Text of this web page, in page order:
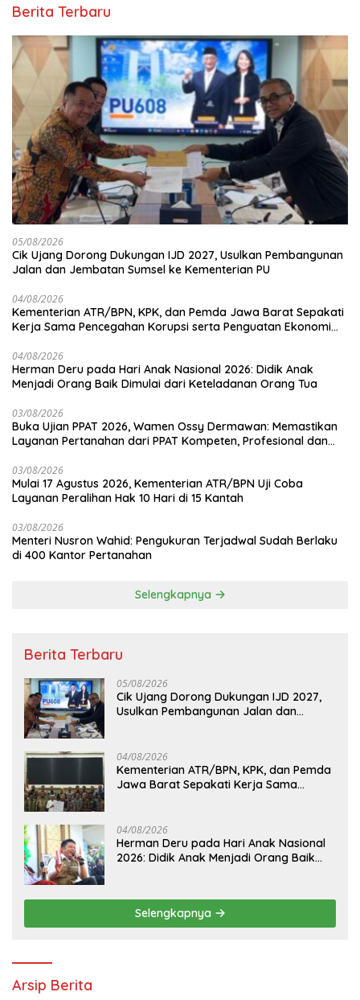
Berita Terbaru
05/08/2026
Cik Ujang Dorong Dukungan IJD 2027, Usulkan Pembangunan
Jalan dan Jembatan Sumsel ke Kementerian PU
04/08/2026
Kementerian ATR/BPN, KPK, dan Pemda Jawa Barat Sepakati
Kerja Sama Pencegahan Korupsi serta Penguatan Ekonomi
04/08/2026
Herman Deru pada Hari Anak Nasional 2026: Didik Anak
Menjadi Orang Baik Dimulai dari Keteladanan Orang Tua
03/08/2026
Buka Ujian PPAT 2026, Wamen Ossy Dermawan: Memastikan
Layanan Pertanahan dari PPAT Kompeten, Profesional dan
03/08/2026
Mulai 17 Agustus 2026, Kementerian ATR/BPN Uji Coba
Layanan Peralihan Hak 10 Hari di 15 Kantah
03/08/2026
Menteri Nusron Wahid: Pengukuran Terjadwal Sudah Berlaku
di 400 Kantor Pertanahan
Selengkapnya
Berita Terbaru
05/08/2026
Cik Ujang Dorong Dukungan IJD 2027,
Usulkan Pembangunan Jalan dan
04/08/2026
Kementerian ATR/BPN, KPK, dan Pemda
Jawa Barat Sepakati Kerja Sama
04/08/2026
Herman Deru pada Hari Anak Nasional
2026: Didik Anak Menjadi Orang Baik
Selengkapnya
Arsip Berita